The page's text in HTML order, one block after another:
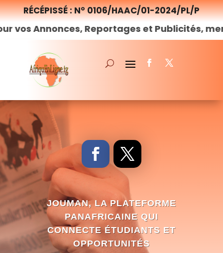
RÉCÉPISSÉ : N° 0106/HAAC/01-2024/PL/P
Reportages et Publicités, merci denous
JOUMAN, LA PLATEFORME
PANAFRICAINE QUI
CONNECTE ÉTUDIANTS ET
OPPORTUNITÉS